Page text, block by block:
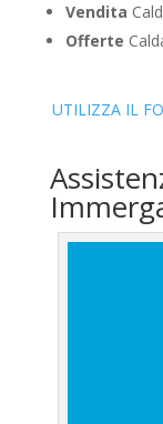
Vendita
Offerte
UTILIZZA IL